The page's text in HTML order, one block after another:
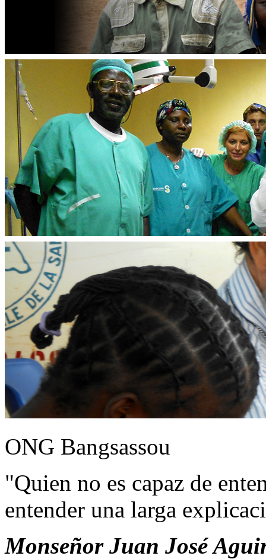
ONG Bangsassou
"Quien no es capaz de
entender una larga
Monseñor Juan José